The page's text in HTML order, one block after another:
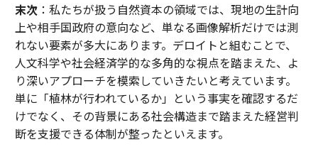
末次：私たちが扱う自然資本の領域では、現地の生計向
上や相手国政府の意向など、単なる画像解析だけでは測
れない要素が多大にあります。デロイトと組むことで、
人文科学や社会経済学的な多角的な視点を踏まえた、よ
り深いアプローチを模索していきたいと考えています。
単に「植林が行われているか」という事実を確認するだ
けでなく、その背景にある社会構造まで踏まえた経営判
断を支援できる体制が整ったといえます。